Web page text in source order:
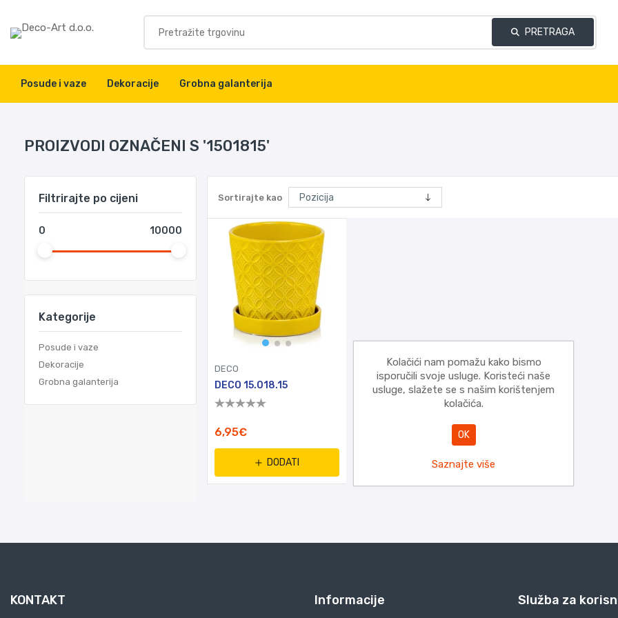
PRETRAGA
Posude i vaze Dekoracije Grobna galanterija
PROIZVODI OZNAČENI S '1501815'
Filtrirajte po cijeni
0 10000
Kategorije
Posude i vaze
Dekoracije
Grobna galanterija
Sortirajte kao
DECO
DECO 15.018.15
6,95€
DODATI
KONTAKT Informacije Služba za
Kolačići nam pomažu kako bismo
isporučili svoje usluge. Koristeći naše
usluge, slažete se s našim korištenjem
kolačića.
OK
Saznajte više